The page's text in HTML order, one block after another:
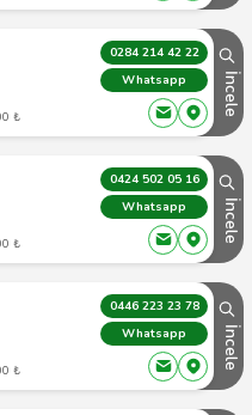
₺
0284 214 42 22
Whatsapp
İncele
₺
0424 502 05 16
Whatsapp
İncele
₺
0446 223 23 78
Whatsapp
İncele